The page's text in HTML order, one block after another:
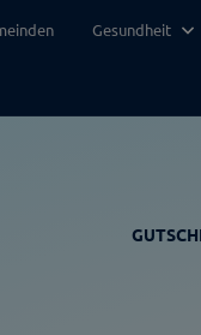
Gesundheit